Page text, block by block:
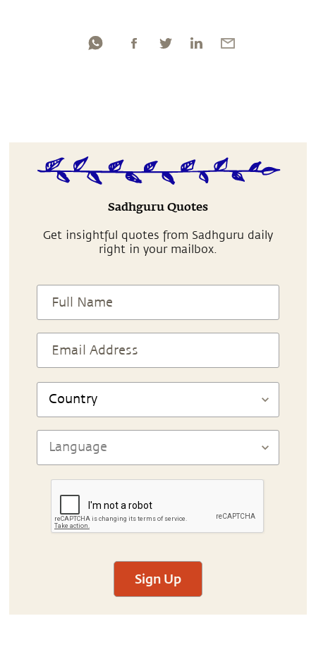
Sadhguru Quotes
Get insightful quotes from Sadhguru daily
right in your mailbox.
Sign Up